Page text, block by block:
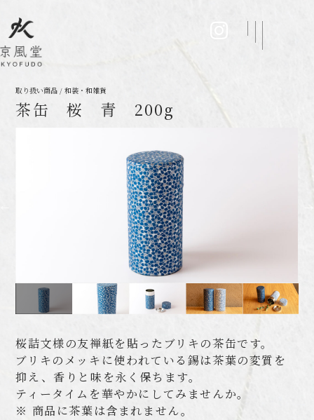
取り扱い商品 / 和装・和雑貨
茶缶 桜 青 200g
桜詰文様の友禅紙を貼ったブリキの茶缶です。
ブリキのメッキに使われている錫は茶葉の変質を
抑え、香りと味を永く保ちます。
ティータイムを華やかにしてみませんか。
※ 商品に茶葉は含まれません。